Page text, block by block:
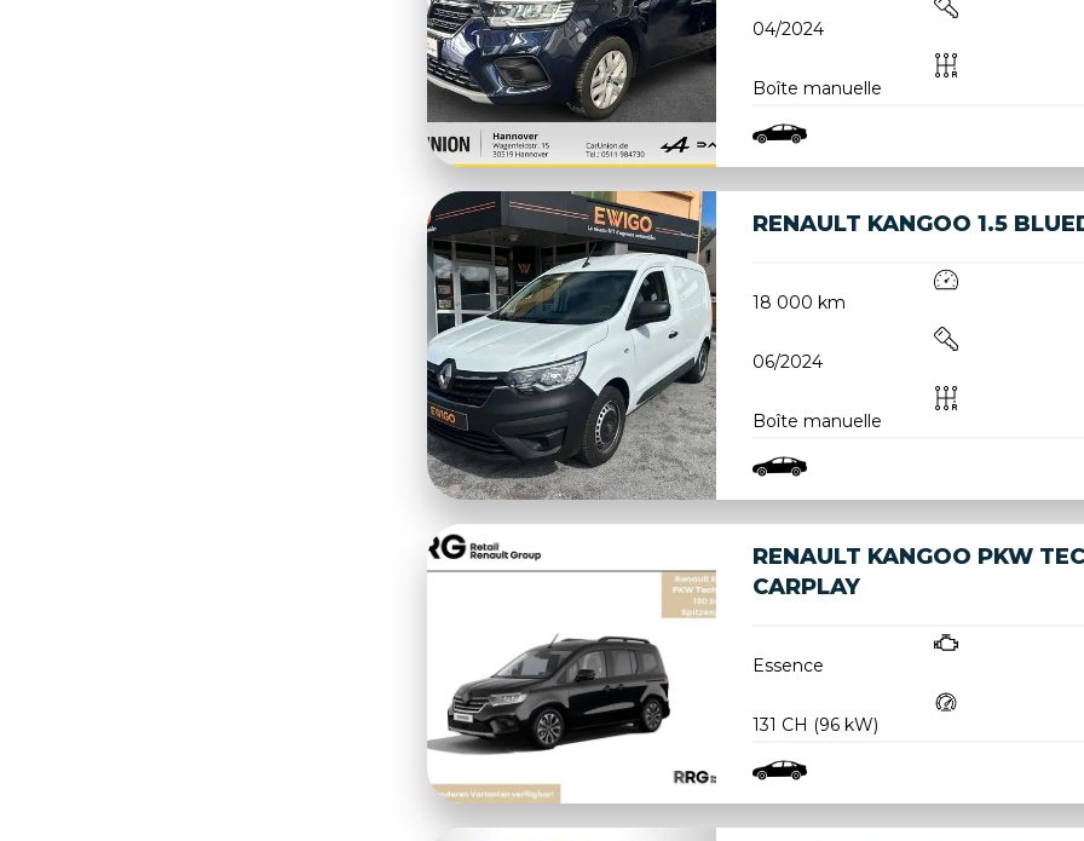
04/2024
Boîte manuelle
RENAULT KANGOO 1.5
18 000 km
06/2024
Boîte manuelle
RENAULT KANGOO PKW
CARPLAY
Essence
131 CH (96 kW)